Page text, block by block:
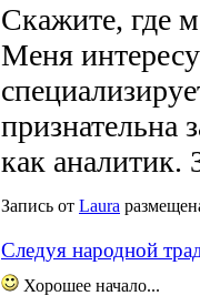
Скажите, где
Меня
признательна
как аналитик.
Запись от Laura
Cледуя народной
Хорошее начало...